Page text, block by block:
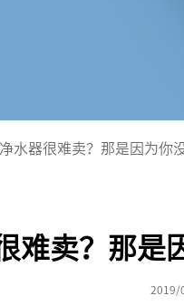
净水器很难卖？那是因为你
难卖？那是
2019/